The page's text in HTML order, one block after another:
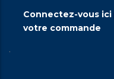
Connectez-vous
votre commande
.